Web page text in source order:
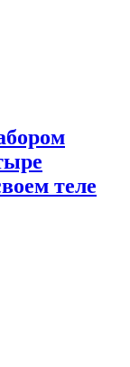
теле